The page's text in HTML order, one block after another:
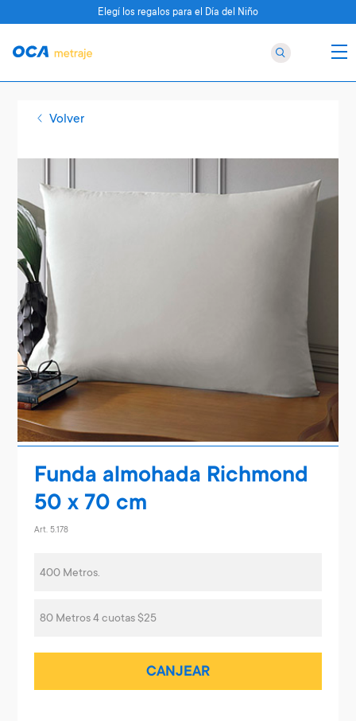
Volver
Funda almohada Richmond
50 x 70 cm
Art. 5.178
400 Metros.
80 Metros 4 cuotas $25
CANJEAR
Elegí los regalos para el Día del Niño